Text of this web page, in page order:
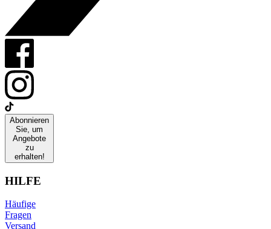
Abonnieren
Sie, um
Angebote
zu
erhalten!
HILFE
Häufige
Fragen
Versand